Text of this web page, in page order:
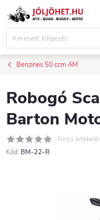
Ugrás
Benzines 50 ccm AM
Robogó
Barton
Nincs
Kód: BM-22-R